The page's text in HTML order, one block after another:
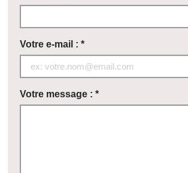
Votre e-mail : *
Votre message : *